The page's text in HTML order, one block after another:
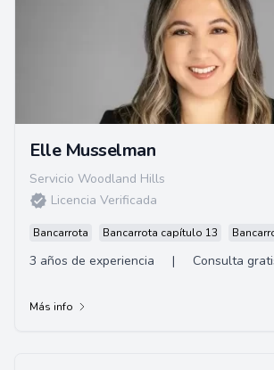
Elle Musselman
Servicio Woodland Hills
Licencia Verificada
Bancarrota Bancarrota capítulo 13
3 años de experiencia | Consulta
Más info